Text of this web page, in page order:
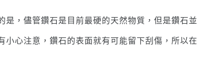
，儘管鑽石是目前最硬的天然物質，但是鑽石並
心注意，鑽石的表面就有可能留下刮傷，所以在